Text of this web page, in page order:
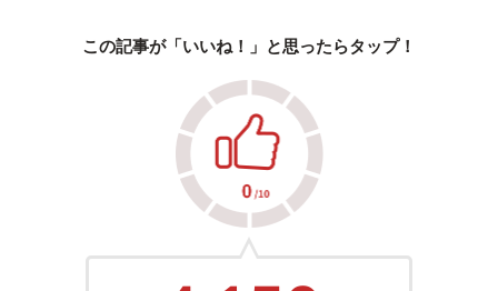
この記事が「いいね！」と思ったらタップ！